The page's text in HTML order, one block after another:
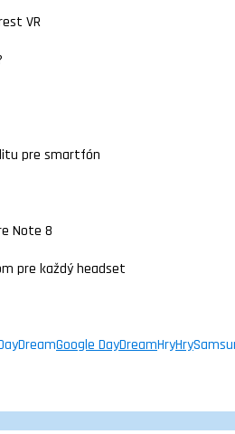
VR
pre smartfón
Note 8
pre každý headset
Google DayDreamHryHry